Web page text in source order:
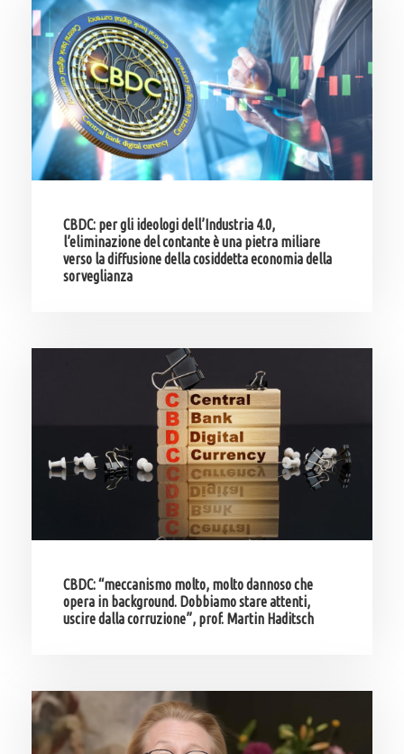
CBDC: per gli ideologi dell’Industria 4.0,
l’eliminazione del contante è una pietra miliare
verso la diffusione della cosiddetta economia della
sorveglianza
CBDC: “meccanismo molto, molto dannoso che
opera in background. Dobbiamo stare attenti,
uscire dalla corruzione”, prof. Martin Haditsch